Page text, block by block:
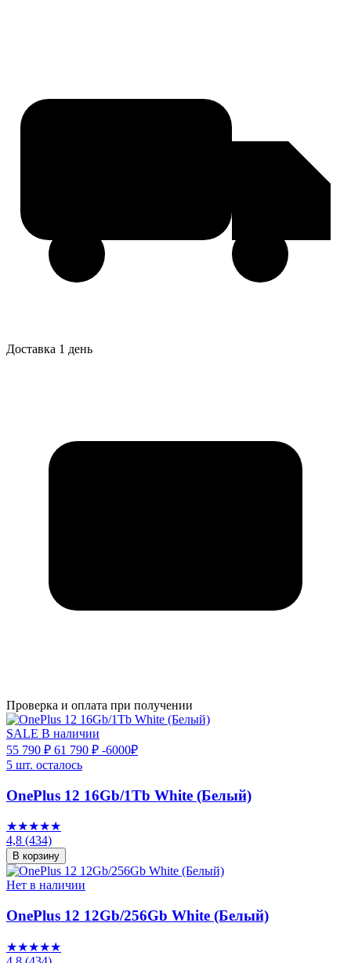
Доставка 1 день
Проверка и оплата при получении
SALE В наличии
55 790 ₽ 61 790 ₽ -6000₽
5 шт. осталось
OnePlus 12 16Gb/1Tb White (Белый)
★★★★★
4,8 (434)
В корзину
Нет в наличии
OnePlus 12 12Gb/256Gb White (Белый)
★★★★★